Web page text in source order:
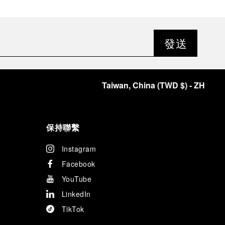
發送
Taiwan, China(TWD $)- ZH
保持聯繫
Instagram
Facebook
YouTube
LinkedIn
TikTok